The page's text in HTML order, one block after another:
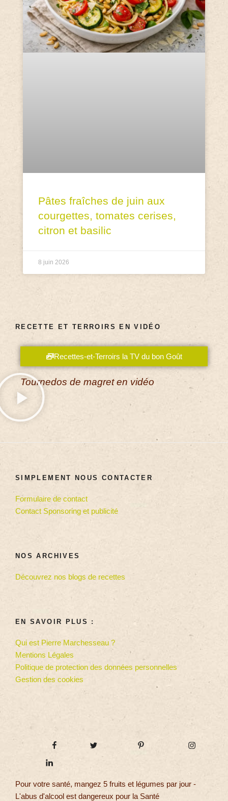
Pâtes fraîches de juin aux
courgettes, tomates cerises,
citron et basilic
8 juin 2026
RECETTE ET TERROIRS EN VIDÉO
Recettes-et-Terroirs la TV du bon Goût
Tournedos de magret en vidéo
SIMPLEMENT NOUS CONTACTER
Formulaire de contact
Contact Sponsoring et publicité
NOS ARCHIVES
Découvrez nos blogs de recettes
EN SAVOIR PLUS :
Qui est Pierre Marchesseau ?
Mentions Légales
Politique de protection des données personnelles
Gestion des cookies
Pour votre santé, mangez 5 fruits et légumes par jour -
L'abus d'alcool est dangereux pour la Santé